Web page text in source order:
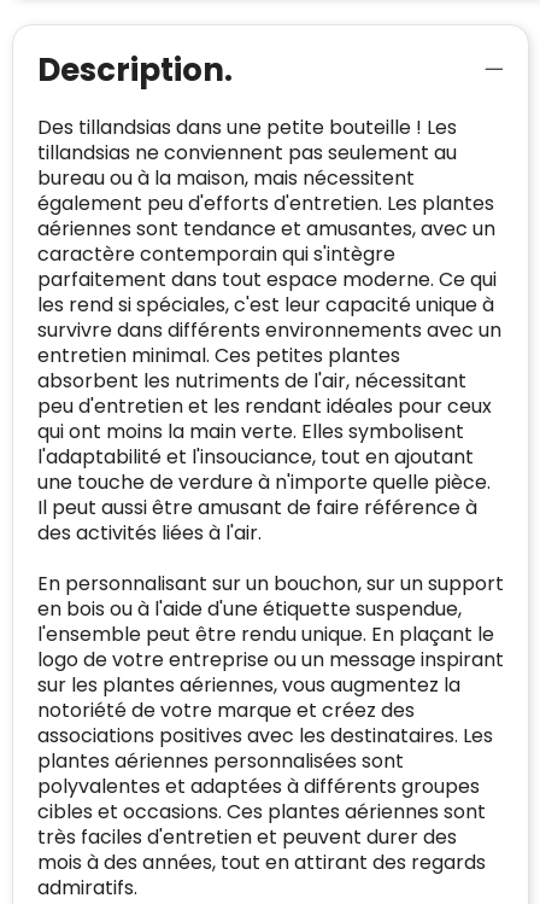
Description.
Des tillandsias dans une petite bouteille ! Les
tillandsias ne conviennent pas seulement au
bureau ou à la maison, mais nécessitent
également peu d'efforts d'entretien. Les plantes
aériennes sont tendance et amusantes, avec un
caractère contemporain qui s'intègre
parfaitement dans tout espace moderne. Ce qui
les rend si spéciales, c'est leur capacité unique à
survivre dans différents environnements avec un
entretien minimal. Ces petites plantes
absorbent les nutriments de l'air, nécessitant
peu d'entretien et les rendant idéales pour ceux
qui ont moins la main verte. Elles symbolisent
l'adaptabilité et l'insouciance, tout en ajoutant
une touche de verdure à n'importe quelle pièce.
Il peut aussi être amusant de faire référence à
des activités liées à l'air.
En personnalisant sur un bouchon, sur un support
en bois ou à l'aide d'une étiquette suspendue,
l'ensemble peut être rendu unique. En plaçant le
logo de votre entreprise ou un message inspirant
sur les plantes aériennes, vous augmentez la
notoriété de votre marque et créez des
associations positives avec les destinataires. Les
plantes aériennes personnalisées sont
polyvalentes et adaptées à différents groupes
cibles et occasions. Ces plantes aériennes sont
très faciles d'entretien et peuvent durer des
mois à des années, tout en attirant des regards
admiratifs.
website in het algemeen aan de behoeften
van klanten voldoet.
Trustindex werkt samen met 137
beoordelingsplatforms om
websitebezoekers toegang te geven tot
echte, geverifieerde beoordelingen op één
plaats.
Alleen beoordelingen die voldoen aan de
richtlijnen van Trustindex en waarvan
bewezen is dat ze spamvrij zijn worden door
de verschillende platforms geaccepteerd en
meegeteld in de scores.
Trustindex meet voortdurend de
klanttevredenheid op basis van
beoordelingen. Minder dan 1% van de
ondervraagde klanten meldde een
probleem.
Trustindex heeft de contactgegevens van de
website en de bedrijfsgegevens
onafhankelijk geverifieerd.
CONTACTGEGEVENS
Telefoonnummer:+32 479 88 00 36 Geverifieerd
E-
mia@linkkado.be
BEDRIJFSGEGEVENS
Bedrijfsnaam: Linkkado
Domein : linkkado.be
Oprichting van de
onderneming:
2026
Aantal werknemers: 1-10
Trustindex-certificaat
Trustindex controleert websites voortdurend
op veiligheidsproblemen.
Safe Browsing:
Blacklist Geen site op de zwarte lijst
Geldig SSL-certificaat
Spam E-mail is spamvrij
Websites die consequent een hoog niveau
van klanttevredenheid handhaven en
voldoen aan een hoog niveau van
veiligheidsprotocol, kunnen Trustindex-
certificaat verkrijgen. Zoekt u bij het winkelen
naar de certificaten van Trustindex en koopt u
met vertrouwen!
Meer informatie»
Voor bedrijven
Bouwt u vertrouwen op en verhoogt u uw
verkoop met de Trustindex-certificaat.
Meer informatie